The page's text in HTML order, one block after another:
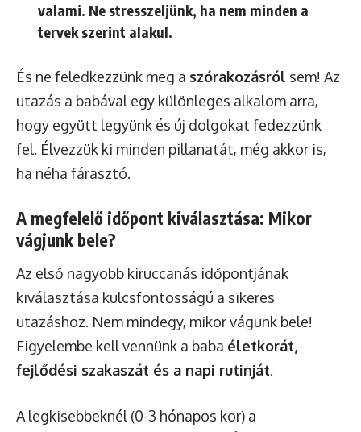
valami. Ne stresszeljünk, ha nem minden a
tervek szerint alakul.
És ne feledkezzünk meg a szórakozásról sem! Az
utazás a babával egy különleges alkalom arra,
hogy együtt legyünk és új dolgokat fedezzünk
fel. Élvezzük ki minden pillanatát, még akkor is,
ha néha fárasztó.
A megfelelő időpont kiválasztása: Mikor
vágjunk bele?
Az első nagyobb kiruccanás időpontjának
kiválasztása kulcsfontosságú a sikeres
utazáshoz. Nem mindegy, mikor vágunk bele!
Figyelembe kell vennünk a baba életkorát,
fejlődési szakaszát és a napi rutinját.
A legkisebbeknél (0-3 hónapos kor) a